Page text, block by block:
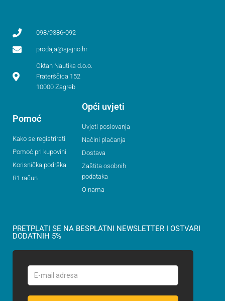
098/9386-092
prodaja@sjajno.hr
Oktan Nautika d.o.o.
Fraterščica 152
10000 Zagreb
Pomoć
Kako se registrirati
Pomoć pri kupovini
Korisnička podrška
R1 račun
Opći uvjeti
Uvjeti poslovanja
Načini plaćanja
Dostava
Zaštita osobnih
podataka
O nama
PRETPLATI SE NA BESPLATNI NEWSLETTER I OSTVARI
DODATNIH 5%